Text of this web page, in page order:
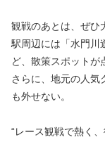
観戦のあとは、ぜひ
駅周辺には「水門川
ど、散策スポットが
さらに、地元の人気
も外せない。
“レース観戦で熱く